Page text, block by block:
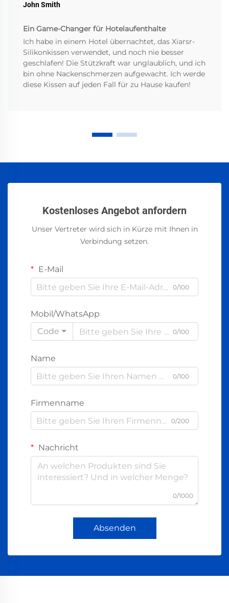
John Smith
Ein Game-Changer für Hotelaufenthalte
Ich habe in einem Hotel übernachtet, das Xiarsr-
Silikonkissen verwendet, und noch nie besser
geschlafen! Die Stützkraft war unglaublich, und ich
bin ohne Nackenschmerzen aufgewacht. Ich werde
diese Kissen auf jeden Fall für zu Hause kaufen!
Kostenloses Angebot anfordern
Unser Vertreter wird sich in Kürze mit Ihnen in
Verbindung setzen.
E-Mail
0/100
Mobil/WhatsApp
Code
0/100
Name
0/100
Firmenname
0/200
Nachricht
0/1000
Absenden